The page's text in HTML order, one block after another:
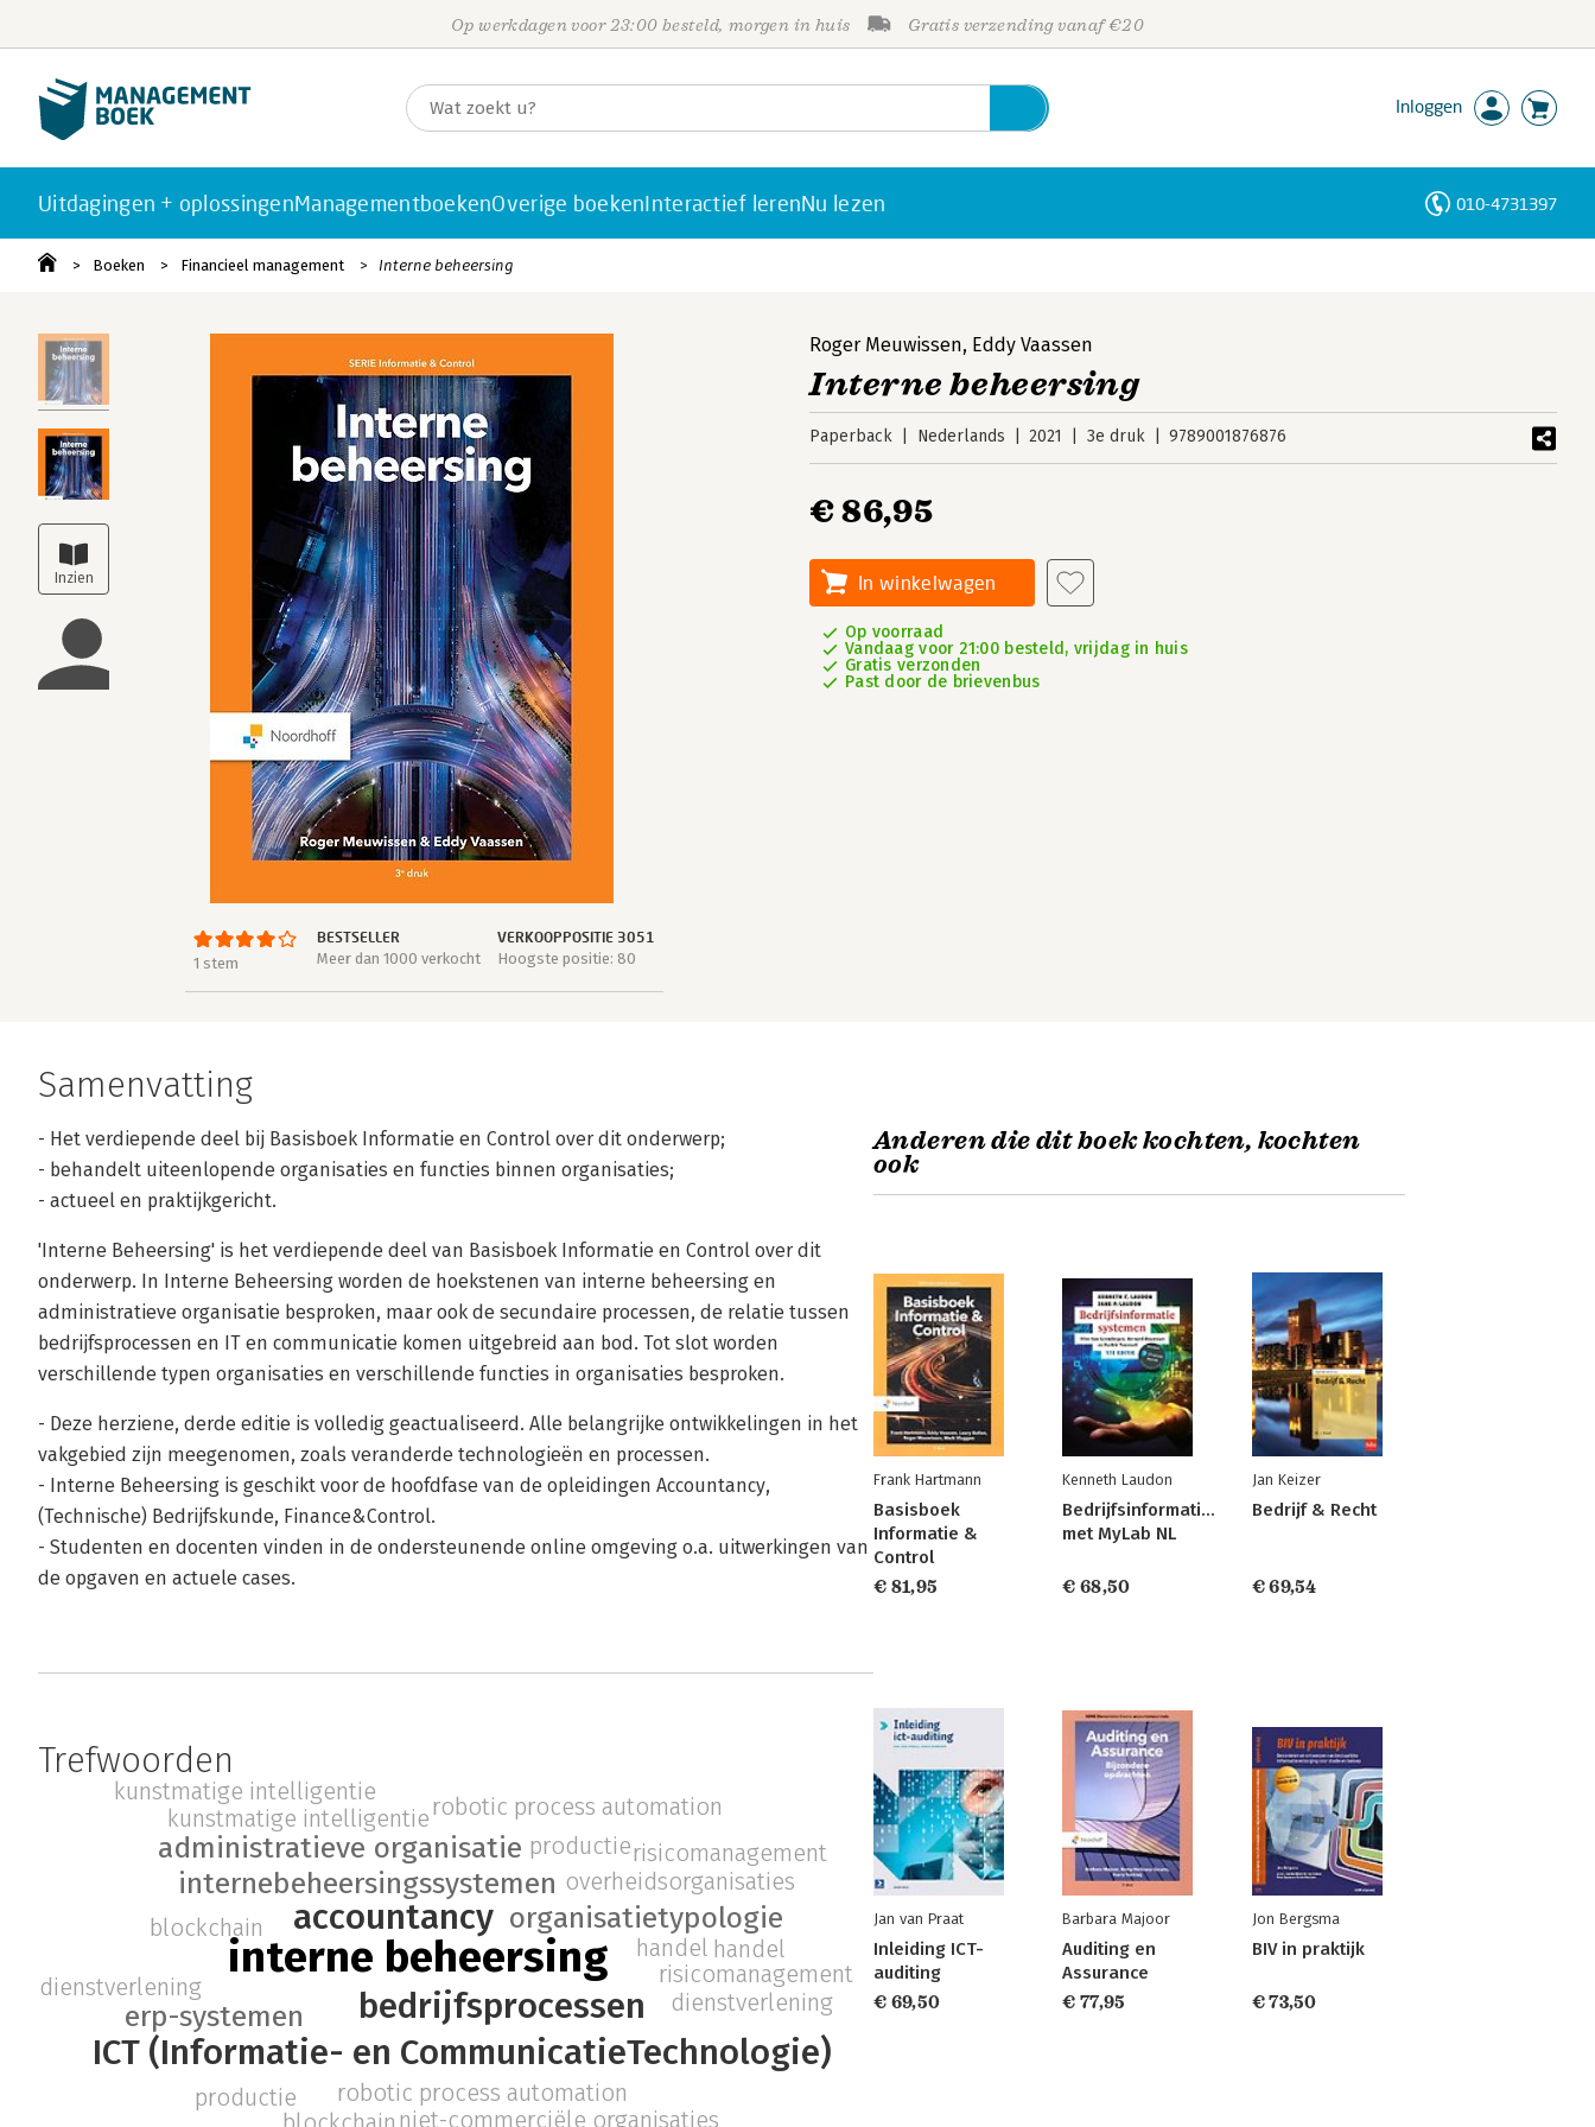
Op werkdagen voor 23:00 besteld, morgen in huis Gratis verzending vanaf €20
Inloggen
Uitdagingen + oplossingenManagementboekenOverige boekenInteractief lerenNu lezen 010-4731397
Boeken Financieel management Interne beheersing
1 stem
BESTSELLER
Meer dan 1000 verkocht
VERKOOPPOSITIE 3051
Hoogste positie: 80
Roger Meuwissen, Eddy Vaassen
Interne beheersing
Paperback Nederlands 2021 3e druk 9789001876876
€ 86,95
In winkelwagen
Op voorraad
Vandaag voor 21:00 besteld, vrijdag in huis
Gratis verzonden
Past door de brievenbus
Samenvatting
- Het verdiepende deel bij Basisboek Informatie en Control over dit onderwerp;
- behandelt uiteenlopende organisaties en functies binnen organisaties;
- actueel en praktijkgericht.
'Interne Beheersing' is het verdiepende deel van Basisboek Informatie en Control over dit
onderwerp. In Interne Beheersing worden de hoekstenen van interne beheersing en
administratieve organisatie besproken, maar ook de secundaire processen, de relatie tussen
bedrijfsprocessen en IT en communicatie komen uitgebreid aan bod. Tot slot worden
verschillende typen organisaties en verschillende functies in organisaties besproken.
- Deze herziene, derde editie is volledig geactualiseerd. Alle belangrijke ontwikkelingen in het
vakgebied zijn meegenomen, zoals veranderde technologieën en processen.
- Interne Beheersing is geschikt voor de hoofdfase van de opleidingen Accountancy,
(Technische) Bedrijfskunde, Finance&Control.
- Studenten en docenten vinden in de ondersteunende online omgeving o.a. uitwerkingen van
de opgaven en actuele cases.
Trefwoorden
interne beheersing
bedrijfsprocessen
accountancy
ICT (Informatie- en CommunicatieTechnologie)
internebeheersingssystemen
organisatietypologie
erp-systemen
administratieve organisatie
robotic process automation
overheidsorganisaties
blockchain
niet-commerciële organisaties
productie
handel
risicomanagement
kunstmatige intelligentie
dienstverlening
robotic process automation
productie
handel
risicomanagement
kunstmatige intelligentie
dienstverlening
Anderen die dit boek kochten, kochten
ook
Frank Hartmann
Basisboek
Informatie &
Control
€ 81,95
Kenneth Laudon
Bedrijfsinformatiesystemen,
met MyLab NL
€ 68,50
Jan Keizer
Bedrijf & Recht
€ 69,54
Jan van Praat
Inleiding ICT-
auditing
€ 69,50
Barbara Majoor
Auditing en
Assurance
€ 77,95
Jon Bergsma
BIV in praktijk
€ 73,50
Personen